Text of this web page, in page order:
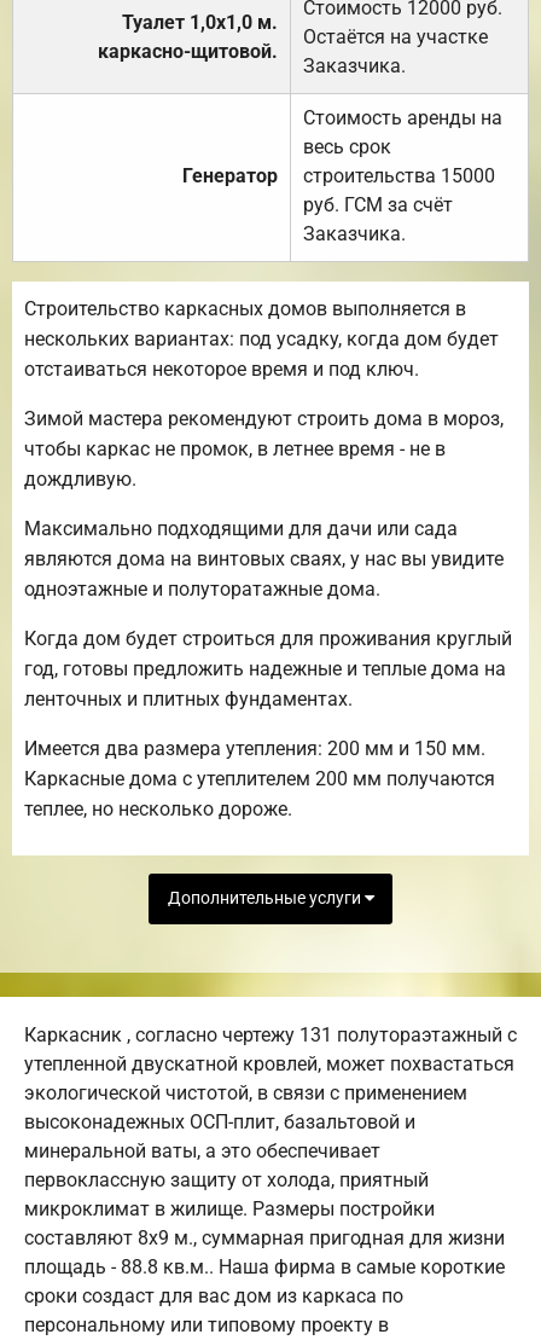
Туалет 1,0х1,0 м.
каркасно-щитовой.
Стоимость 12000 руб.
Остаётся на участке
Заказчика.
Генератор
Стоимость аренды на
весь срок
строительства 15000
руб. ГСМ за счёт
Заказчика.
Строительство каркасных домов выполняется в
нескольких вариантах: под усадку, когда дом будет
отстаиваться некоторое время и под ключ.
Зимой мастера рекомендуют строить дома в мороз,
чтобы каркас не промок, в летнее время - не в
дождливую.
Максимально подходящими для дачи или сада
являются дома на винтовых сваях, у нас вы увидите
одноэтажные и полуторатажные дома.
Когда дом будет строиться для проживания круглый
год, готовы предложить надежные и теплые дома на
ленточных и плитных фундаментах.
Имеется два размера утепления: 200 мм и 150 мм.
Каркасные дома с утеплителем 200 мм получаются
теплее, но несколько дороже.
Дополнительные услуги
Каркасник , согласно чертежу 131 полутораэтажный с
утепленной двускатной кровлей, может похвастаться
экологической чистотой, в связи с применением
высоконадежных ОСП-плит, базальтовой и
минеральной ваты, а это обеспечивает
первоклассную защиту от холода, приятный
микроклимат в жилище. Размеры постройки
составляют 8х9 м., суммарная пригодная для жизни
площадь - 88.8 кв.м.. Наша фирма в самые короткие
сроки создаст для вас дом из каркаса по
персональному или типовому проекту в